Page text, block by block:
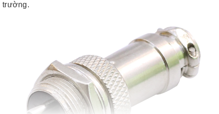
trường.